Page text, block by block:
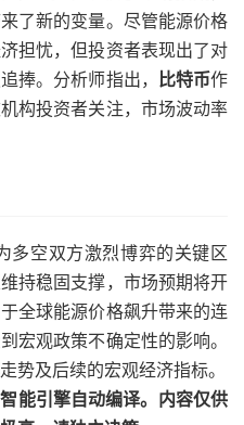
了新的变量。尽管能源价格
担忧，但投资者表现出了对
捧。分析师指出， 比特币作
构投资者关注，市场波动率
多空双方激烈博弈的关键区
持稳固支撑，市场预期将开
全球能源价格飙升带来的连
宏观政策不确定性的影响。
走势及后续的宏观经济指标。
能引擎自动编译。内容仅供